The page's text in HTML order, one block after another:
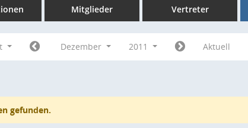
Mitglieder Vertreter
Dezember 2011 Aktuell
gefunden.